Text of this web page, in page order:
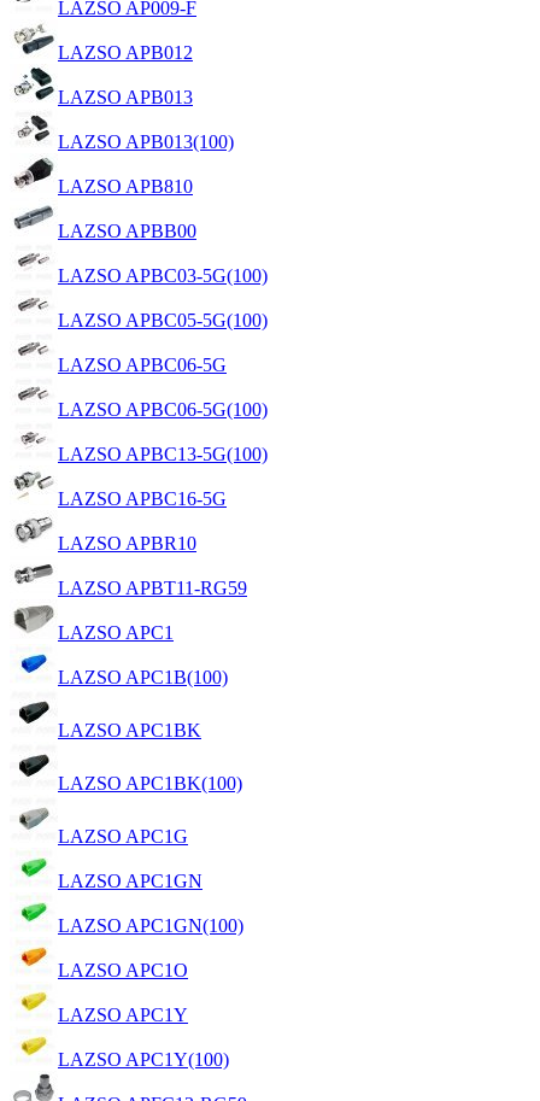
LAZSO AP009-F
LAZSO APB012
LAZSO APB013
LAZSO APB013(100)
LAZSO APB810
LAZSO APBB00
LAZSO APBC03-5G(100)
LAZSO APBC05-5G(100)
LAZSO APBC06-5G
LAZSO APBC06-5G(100)
LAZSO APBC13-5G(100)
LAZSO APBC16-5G
LAZSO APBR10
LAZSO APBT11-RG59
LAZSO APC1
LAZSO APC1B(100)
LAZSO APC1BK
LAZSO APC1BK(100)
LAZSO APC1G
LAZSO APC1GN
LAZSO APC1GN(100)
LAZSO APC1O
LAZSO APC1Y
LAZSO APC1Y(100)